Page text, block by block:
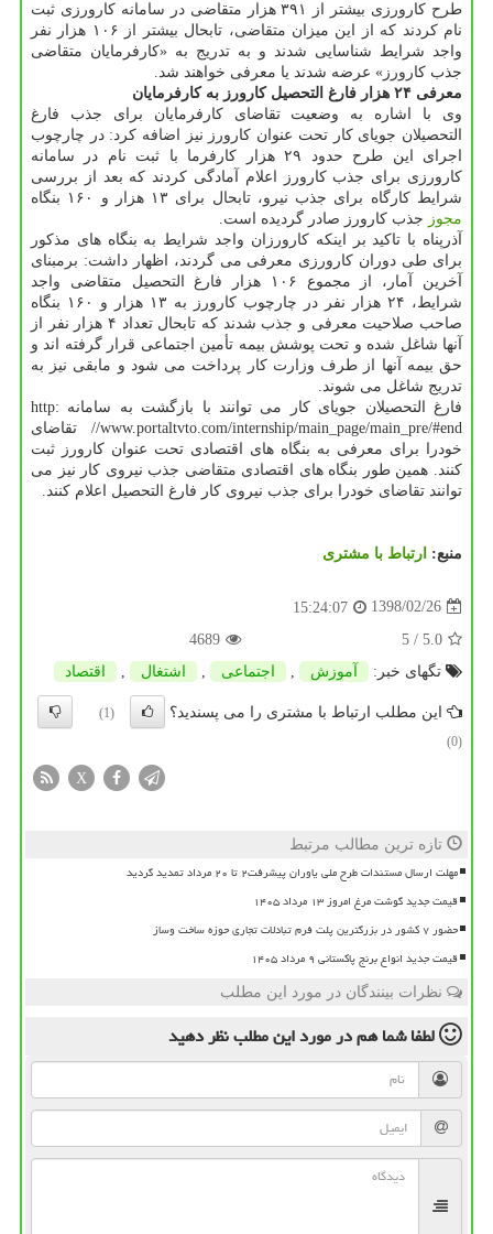
طرح كارورزی بیشتر از ۳۹۱ هزار متقاضی در سامانه كارورزی ثبت
نام كردند كه از این میزان متقاضی، تابحال بیشتر از ۱۰۶ هزار نفر
واجد شرایط شناسایی شدند و به تدریج به «كارفرمایان متقاضی
جذب كارورز» عرضه شدند یا معرفی خواهند شد.
معرفی ۲۴ هزار فارغ التحصیل كارورز به كارفرمایان
وی با اشاره به وضعیت تقاضای كارفرمایان برای جذب فارغ
التحصیلان جویای كار تحت عنوان كارورز نیز اضافه كرد: در چارچوب
اجرای این طرح حدود ۲۹ هزار كارفرما با ثبت نام در سامانه
كارورزی برای جذب كارورز اعلام آمادگی كردند كه بعد از بررسی
شرایط كارگاه برای جذب نیرو، تابحال برای ۱۳ هزار و ۱۶۰ بنگاه
مجوز جذب كارورز صادر گردیده است.
آذرپناه با تاكید بر اینكه كارورزان واجد شرایط به بنگاه های مذكور
برای طی دوران كارورزی معرفی می گردند، اظهار داشت: برمبنای
آخرین آمار، از مجموع ۱۰۶ هزار فارغ التحصیل متقاضی واجد
شرایط، ۲۴ هزار نفر در چارچوب كارورز به ۱۳ هزار و ۱۶۰ بنگاه
صاحب صلاحیت معرفی و جذب شدند كه تابحال تعداد ۴ هزار نفر از
آنها شاغل شده و تحت پوشش بیمه تأمین اجتماعی قرار گرفته اند و
حق بیمه آنها از طرف وزارت كار پرداخت می شود و مابقی نیز به
تدریج شاغل می شوند.
فارغ التحصیلان جویای كار می توانند با بازگشت به سامانه http:
//www.portaltvto.com/internship/main_page/main_pre/#end تقاضای
خودرا برای معرفی به بنگاه های اقتصادی تحت عنوان كارورز ثبت
كنند. همین طور بنگاه های اقتصادی متقاضی جذب نیروی كار نیز می
توانند تقاضای خودرا برای جذب نیروی كار فارغ التحصیل اعلام كنند.
منبع: ارتباط با مشتری
1398/02/26
15:24:07
5.0
/ 5
4689
تگهای خبر:
آموزش , اجتماعی , اشتغال , اقتصاد
این مطلب ارتباط با مشتری را می پسندید؟
(1)
(0)
X
تازه ترین مطالب مرتبط
مهلت ارسال مستندات طرح ملی یاوران پیشرفت۲ تا ۲۰ مرداد تمدید گردید
قیمت جدید گوشت مرغ امروز ۱۳ مرداد ۱۴۰۵
حضور ۷ کشور در بزرگترین پلت فرم تبادلات تجاری حوزه ساخت وساز
قیمت جدید انواع برنج پاکستانی ۹ مرداد ۱۴۰۵
نظرات بینندگان در مورد این مطلب
لطفا شما همدر مورد این مطلبنظر دهید